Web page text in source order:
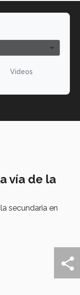
Videos
vía de la
secundaria en